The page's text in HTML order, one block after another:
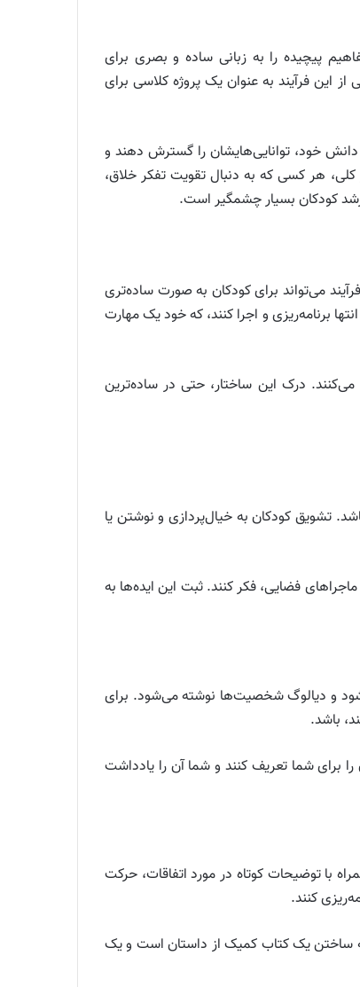
پیچیده را به زبانی ساده و بصری برای
این فرآیند به عنوان یک پروژه کلاسی برای
دانش خود، توانایی‌هایشان را گسترش دهند و
هر کسی که به دنبال تقویت تفکر خلاق،
کودکان بسیار چشمگیر است.
می‌تواند برای کودکان به صورت ساده‌تری
برنامه‌ریزی و اجرا کنند، که خود یک مهارت
درک این ساختار، حتی در ساده‌ترین
تشویق کودکان به خیال‌پردازی و نوشتن یا
فضایی، فکر کنند. ثبت این ایده‌ها به
و دیالوگ شخصیت‌ها نوشته می‌شود. برای
باشد.
برای شما تعریف کنند و شما آن را یادداشت
با توضیحات کوتاه در مورد اتفاقات، حرکت
کنند.
ساختن یک کتاب کمیک از داستان است و یک